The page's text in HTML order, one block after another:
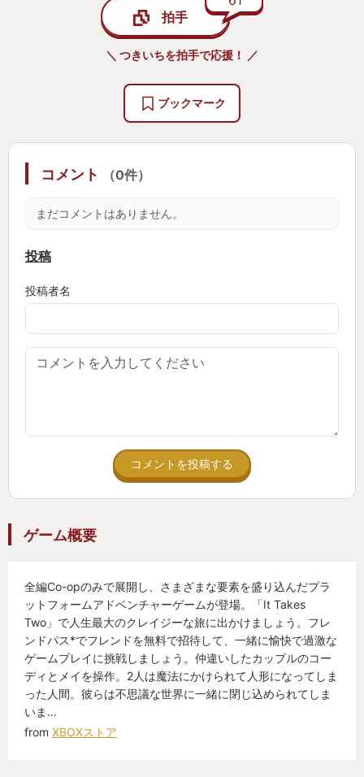
相反する欲求を抱えた葛藤の末出た結論は、
妻をこっち側に引きずり込んでしまおう！
というものだった。
「面白いゲームを紹介して妻をゲーマーにしちゃう
(声高々に発表した時、妻は何言ってんだこいつとい
う顔をしていた)
妻はこれまでの生涯ゲームというものに全く触れた
試しにマリオを触ってもらったところ
妻に楽しんでもらうためには難しいゲームはご法
難しくて進めなかったら、そりゃ楽しくないに決ま
ってる。
そう思って、いわゆる初心者(子供)向けのゲームをい
「これなら出来そう」という意見と同時に、
「でも、2人で楽しむのだから、あなたがそこまで興
味も無い簡単なゲームを無理して一緒にするのは違
うのでは？」とも言われた。
うーん確かに。
拍手
＼ つきいちを拍手で応援！ ／
ブックマーク
コメント （0件）
まだコメントはありません。
投稿
投稿者名
コメントを投稿する
ゲーム概要
全編Co-opのみで展開し、さまざまな要素を盛り込んだプラ
ットフォームアドベンチャーゲームが登場。「It Takes
Two」で人生最大のクレイジーな旅に出かけましょう。フレ
ンドパス*でフレンドを無料で招待して、一緒に愉快で過激な
ゲームプレイに挑戦しましょう。仲違いしたカップルのコー
ディとメイを操作。2人は魔法にかけられて人形になってしま
った人間。彼らは不思議な世界に一緒に閉じ込められてしま
いま…
from XBOXストア